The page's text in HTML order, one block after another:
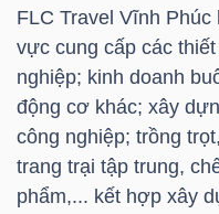
FLC Travel Vĩnh
vực cung cấp các
nghiệp; kinh doanh
động cơ khác; xây
công nghiệp; trồng
trang trại tập trung,
phẩm,... kết hợp xây
THẾ
GIỚI